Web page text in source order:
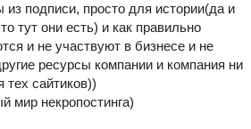
из подписи, просто для истории(да и
тут они есть) и как правильно
и не участвуют в бизнесе и не
ресурсы компании и компания ни
тех сайтиков))
мир некропостинга)